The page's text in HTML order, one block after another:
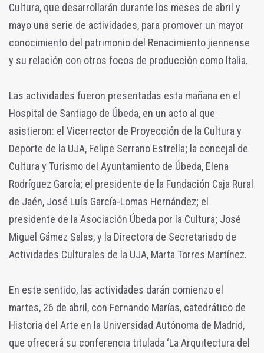
Cultura, que desarrollarán durante los meses de abril y
mayo una serie de actividades, para promover un mayor
conocimiento del patrimonio del Renacimiento jiennense
y su relación con otros focos de producción como Italia.
Las actividades fueron presentadas esta mañana en el
Hospital de Santiago de Úbeda, en un acto al que
asistieron: el Vicerrector de Proyección de la Cultura y
Deporte de la UJA, Felipe Serrano Estrella; la concejal de
Cultura y Turismo del Ayuntamiento de Úbeda, Elena
Rodríguez García; el presidente de la Fundación Caja Rural
de Jaén, José Luís García-Lomas Hernández; el
presidente de la Asociación Úbeda por la Cultura; José
Miguel Gámez Salas, y la Directora de Secretariado de
Actividades Culturales de la UJA, Marta Torres Martínez.
En este sentido, las actividades darán comienzo el
martes, 26 de abril, con Fernando Marías, catedrático de
Historia del Arte en la Universidad Autónoma de Madrid,
que ofrecerá su conferencia titulada ‘La Arquitectura del